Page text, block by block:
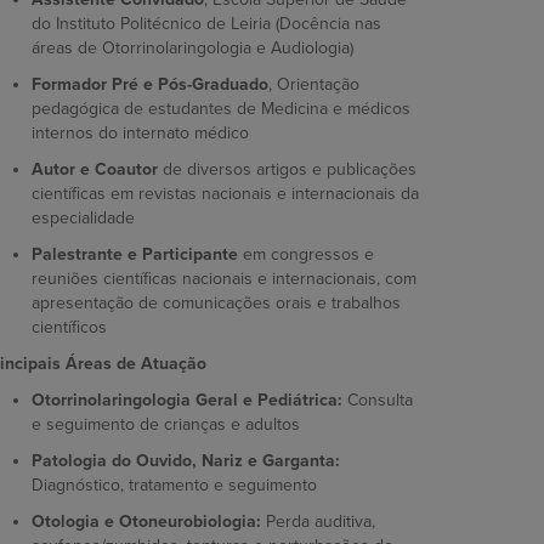
do Instituto Politécnico de Leiria (Docência nas
áreas de Otorrinolaringologia e Audiologia)
Formador Pré e Pós-Graduado, Orientação
pedagógica de estudantes de Medicina e médicos
internos do internato médico
Autor e Coautor de diversos artigos e publicações
científicas em revistas nacionais e internacionais da
especialidade
Palestrante e Participante em congressos e
reuniões científicas nacionais e internacionais, com
apresentação de comunicações orais e trabalhos
científicos
Áreas de Atuação
Otorrinolaringologia Geral e Pediátrica: Consulta
e seguimento de crianças e adultos
Patologia do Ouvido, Nariz e Garganta:
Diagnóstico, tratamento e seguimento
Otologia e Otoneurobiologia: Perda auditiva,